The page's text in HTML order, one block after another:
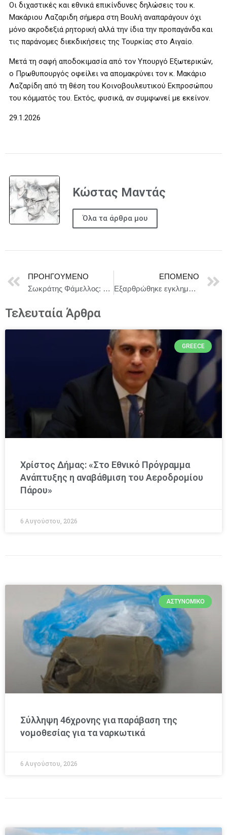
Οι διχαστικές και εθνικά επικίνδυνες δηλώσεις του κ.
Μακάριου Λαζαριδη σήμερα στη Βουλή αναπαράγουν όχι
μόνο ακροδεξιά ρητορική αλλά την ίδια την προπαγάνδα και
τις παράνομες διεκδικήσεις της Τουρκίας στο Αιγαίο.
Μετά τη σαφή αποδοκιμασία από τον Υπουργό Εξωτερικών,
ο Πρωθυπουργός οφείλει να απομακρύνει τον κ. Μακάριο
Λαζαρίδη από τη θέση του Κοινοβουλευτικού Εκπροσώπου
του κόμματός του. Εκτός, φυσικά, αν συμφωνεί με εκείνον.
29.1.2026
Κώστας Μαντάς
Όλα τα άρθρα μου
ΠΡΟΗΓΟΎΜΕΝΟ
Σωκράτης Φάμελλος: «Ο κυβερνητικός εκπρόσωπος θέλει να κρύψει τις ευθύνες την κυβέρνησης για την υποβάθμιση της ασφάλειας στην εργασία»
ΕΠΌΜΕΝΟ
Εξαρθρώθηκε εγκληματική οργάνωση στη Καλαμάτα, τα μέλη της οποίας είχαν διαπράξει πλήθος κλοπών
Τελευταία Άρθρα
GREECE
Χρίστος Δήμας: «Στο Εθνικό Πρόγραμμα
Ανάπτυξης η αναβάθμιση του Αεροδρομίου
Πάρου»
6 Αυγούστου, 2026
ΑΣΤΥΝΟΜΙΚΌ
Σύλληψη 46χρονης για παράβαση της
νομοθεσίας για τα ναρκωτικά
6 Αυγούστου, 2026